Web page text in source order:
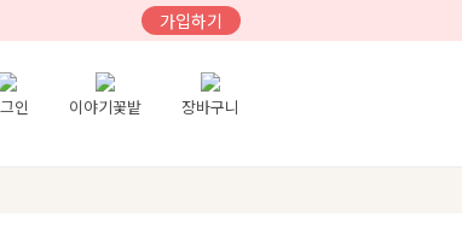
가입하기
인 이야기꽃밭 장바구니